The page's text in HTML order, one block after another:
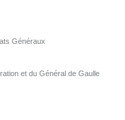
Généraux
et du Général de Gaulle